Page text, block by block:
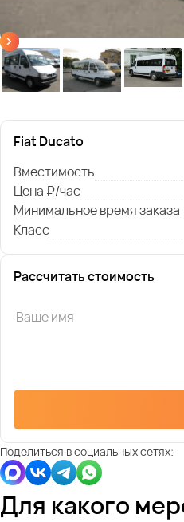
Fiat Ducato
Вместимость
Цена ₽/час
Минимальное время заказа
Класс
Рассчитать стоимость
Поделиться в социальных сетях:
Для какого